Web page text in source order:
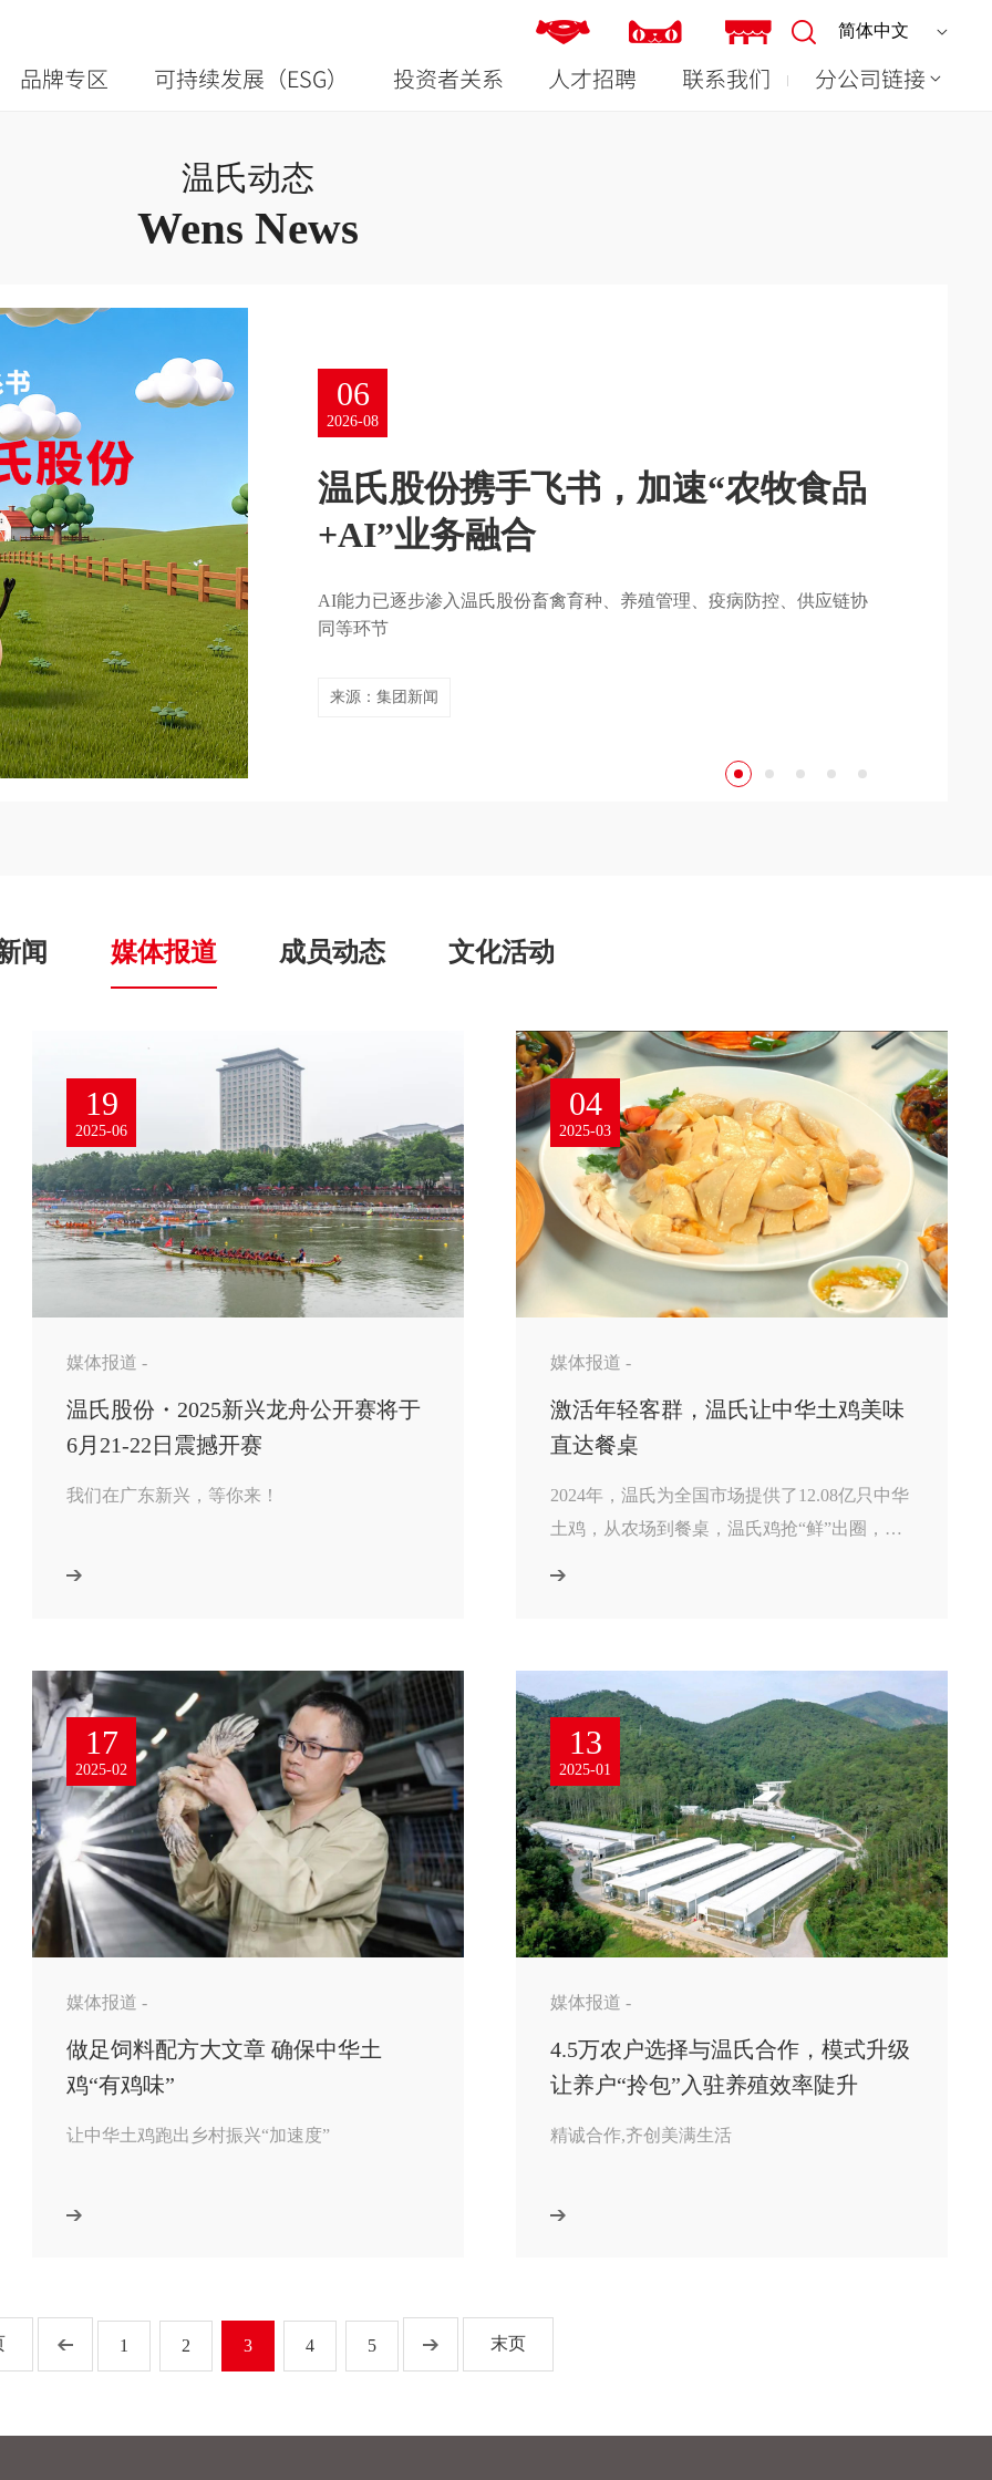
品牌专区 可持续发展（ESG） 投资者关系 人才招聘 联系我们 分公司链接
温氏动态
Wens News
06
2026-08
温氏股份携手飞书，加速“农牧食品
+AI”业务融合
AI能力已逐步渗入温氏股份畜禽育种、养殖管理、疫病防控、供应链协
同等环节
来源：集团新闻
31
2026-07
从“够吃”到“好吃”，温氏股份以全
产业链创新作答“大食物观”时代考
题
为国人产好肉、产好蛋、供好奶，让国人吃得好、吃得香、喝得鲜。
来源：集团新闻
25
温氏股份上榜2026年《财富》中国
500强榜单
来源：集团新闻
19
思想耀岭南 | 对话温氏股份董事长温
志芬：现代农业是高科技产业
来源：集团新闻
17
央视《我与AI的一天》走进温氏：
看中华土鸡如何插上“数字翅膀”
来源：媒体报道
闻 媒体报道 成员动态 文化活动
19
2025-06
媒体报道 -
温氏股份・2025新兴龙舟公开赛将于
6月21-22日震撼开赛
我们在广东新兴，等你来！
04
2025-03
媒体报道 -
激活年轻客群，温氏让中华土鸡美味
直达餐桌
2024年，温氏为全国市场提供了12.08亿只中华
土鸡，从农场到餐桌，温氏鸡抢“鲜”出圈，为
17
2025-02
媒体报道 -
做足饲料配方大文章 确保中华土
鸡“有鸡味”
让中华土鸡跑出乡村振兴“加速度”
13
2025-01
媒体报道 -
4.5万农户选择与温氏合作，模式升级
让养户“拎包”入驻养殖效率陡升
精诚合作,齐创美满生活
1 2 3 4 5 末页